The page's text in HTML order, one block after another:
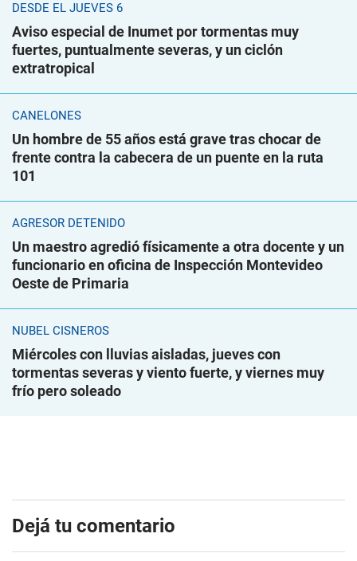
DESDE EL JUEVES 6
Aviso especial de Inumet por tormentas muy
fuertes, puntualmente severas, y un ciclón
extratropical
CANELONES
Un hombre de 55 años está grave tras chocar de
frente contra la cabecera de un puente en la ruta
101
AGRESOR DETENIDO
Un maestro agredió físicamente a otra docente y un
funcionario en oficina de Inspección Montevideo
Oeste de Primaria
NUBEL CISNEROS
Miércoles con lluvias aisladas, jueves con
tormentas severas y viento fuerte, y viernes muy
frío pero soleado
Dejá tu comentario